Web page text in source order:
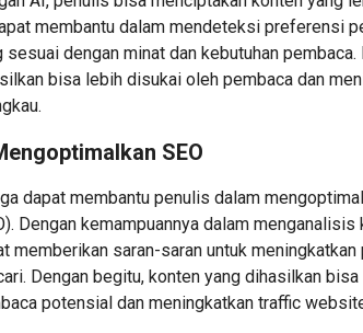
membantu dalam mendeteksi preferensi
sesuai dengan minat dan kebutuhan
bisa lebih disukai oleh pembaca dan
SEO
dapat membantu penulis dalam
Dengan kemampuannya dalam
memberikan saran-saran untuk
Dengan begitu, konten yang dihasilkan
potensial dan meningkatkan traffic